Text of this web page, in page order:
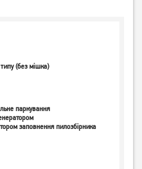
(без мішка)
паркування
заповнення пилозбірника